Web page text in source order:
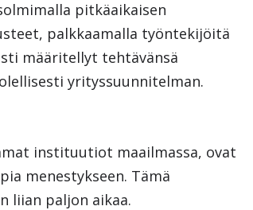
pitkäaikaisen
palkkaamalla työntekijöitä
määritellyt tehtävänsä
yrityssuunnitelman.
instituutiot maailmassa, ovat
menestykseen. Tämä
liian paljon aikaa.